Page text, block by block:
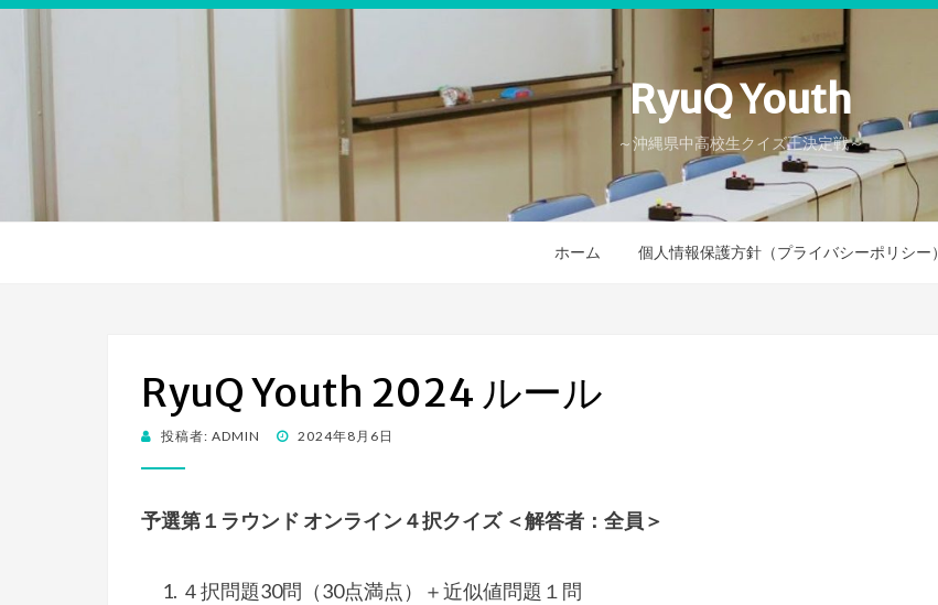
RyuQ Youth
～沖縄県中高校生クイズ王決定戦～
ホーム 個人情報保護方針（プライバシーポリシー）
RyuQ Youth 2024 ルール
投稿者: ADMIN
投 2024年8月6日
予選第１ラウンド オンライン４択クイズ ＜解答者：全員＞
４択問題30問（30点満点）＋近似値問題１問